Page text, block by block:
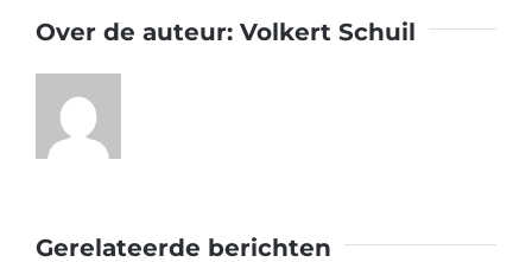
Over de auteur: Volkert Schuil
Gerelateerde berichten